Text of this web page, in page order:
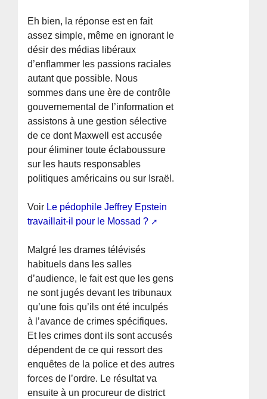
Eh bien, la réponse est en fait
assez simple, même en ignorant le
désir des médias libéraux
d’enflammer les passions raciales
autant que possible. Nous
sommes dans une ère de contrôle
gouvernemental de l’information et
assistons à une gestion sélective
de ce dont Maxwell est accusée
pour éliminer toute éclaboussure
sur les hauts responsables
politiques américains ou sur Israël.
Voir Le pédophile Jeffrey Epstein
travaillait-il pour le Mossad ?
Malgré les drames télévisés
habituels dans les salles
d’audience, le fait est que les gens
ne sont jugés devant les tribunaux
qu’une fois qu’ils ont été inculpés
à l’avance de crimes spécifiques.
Et les crimes dont ils sont accusés
dépendent de ce qui ressort des
enquêtes de la police et des autres
forces de l’ordre. Le résultat va
ensuite à un procureur de district